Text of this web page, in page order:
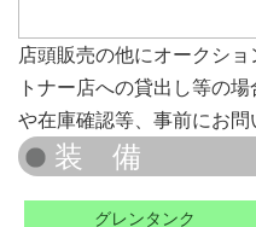
店頭販売の他にオークシ
トナー店への貸出し等の
や在庫確認等、事前にお問
グレンタンク